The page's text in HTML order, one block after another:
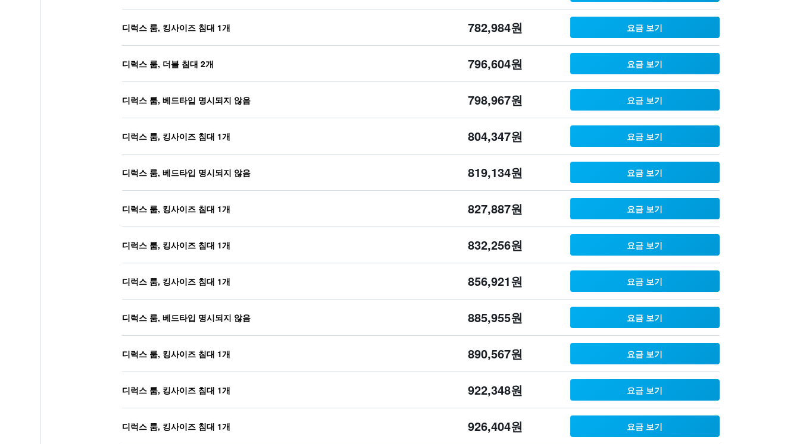
디럭스 룸, 킹사이즈 침대 1개 782,984원 요금 보기
디럭스 룸, 더블 침대 2개 796,604원 요금 보기
디럭스 룸, 베드타입 명시되지 않음 798,967원 요금 보기
디럭스 룸, 킹사이즈 침대 1개 804,347원 요금 보기
디럭스 룸, 베드타입 명시되지 않음 819,134원 요금 보기
디럭스 룸, 킹사이즈 침대 1개 827,887원 요금 보기
디럭스 룸, 킹사이즈 침대 1개 832,256원 요금 보기
디럭스 룸, 킹사이즈 침대 1개 856,921원 요금 보기
디럭스 룸, 베드타입 명시되지 않음 885,955원 요금 보기
디럭스 룸, 킹사이즈 침대 1개 890,567원 요금 보기
디럭스 룸, 킹사이즈 침대 1개 922,348원 요금 보기
디럭스 룸, 킹사이즈 침대 1개 926,404원 요금 보기